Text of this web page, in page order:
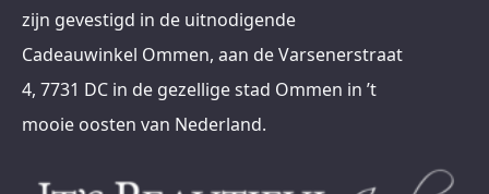
zijn gevestigd in de uitnodigende
Cadeauwinkel Ommen, aan de Varsenerstraat
4, 7731 DC in de gezellige stad Ommen in ’t
mooie oosten van Nederland.